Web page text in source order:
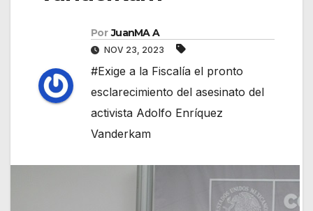
Por JuanMA A
NOV 23, 2023
#Exige a la Fiscalía el pronto
esclarecimiento del asesinato del
activista Adolfo Enríquez
Vanderkam